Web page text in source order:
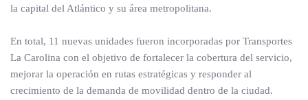
la capital del Atlántico y su área metropolitana.
En total, 11 nuevas unidades fueron incorporadas por Transportes
La Carolina con el objetivo de fortalecer la cobertura del servicio,
mejorar la operación en rutas estratégicas y responder al
crecimiento de la demanda de movilidad dentro de la ciudad.